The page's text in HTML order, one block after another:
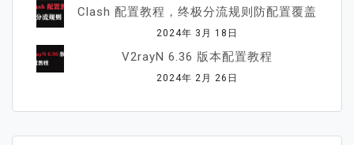
Clash 配置教程，终极分流规则防配置覆盖
2024年 3月 18日
V2rayN 6.36 版本配置教程
2024年 2月 26日